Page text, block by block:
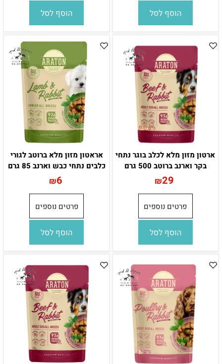
הוסף לסל הוסף לסל
ארטון מזון מלא לכלב בוגר נתחי
בקר וארנב ברוטב 500 גרם
₪29
פרטים נוספים
הוסף לסל
אראטון מזון מלא ברוטב לגורי
כלבים נתחי כבש וארנב 85 גרם
₪6
פרטים נוספים
הוסף לסל